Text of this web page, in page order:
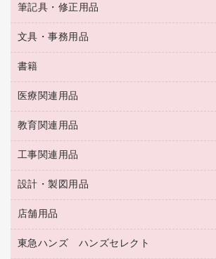
ティッシュペーパー
ダストボックス
タオル・アメニティ用品
スリッパ・サンダル・シューズ
スポーツ・レジャー用品
ゴミ袋
キッチン用品
食品添加物製品
ＯＡタップ／延長コード
その他電子文具
伝票
典礼用品
帳簿
額縁
各種用紙
ルーズリーフ
名刺整理用品
板目表紙・綴込表紙
背幅が伸びるファイル
統一伝票用ファイル
収納保存用品
レターファイル
リングファイル
プレゼン用ファイル
ファイルボックス
筆記具・修正用品
万年筆
消しゴム
修正液・修正ペン
修正テープ
鉛筆
マーキングペン（油性）
マーキングペン（水性）
文具・事務用品
輪ゴム
両面テープ
名札
保管・整理用品
壁面／足元収納
備品／小物ケース
透明テープ 事務用
電話台
書籍
パソコンソフト
医療関連用品
保健用品
使い捨て手袋
感染症対策用品
介護用品
医療関連用品
教育関連用品
教育関連用品
工事関連用品
工事関連用品
設計・製図用品
設計・製図用品
店舗用品
店舗運営用品
東急ハンズ ハンズセレクト